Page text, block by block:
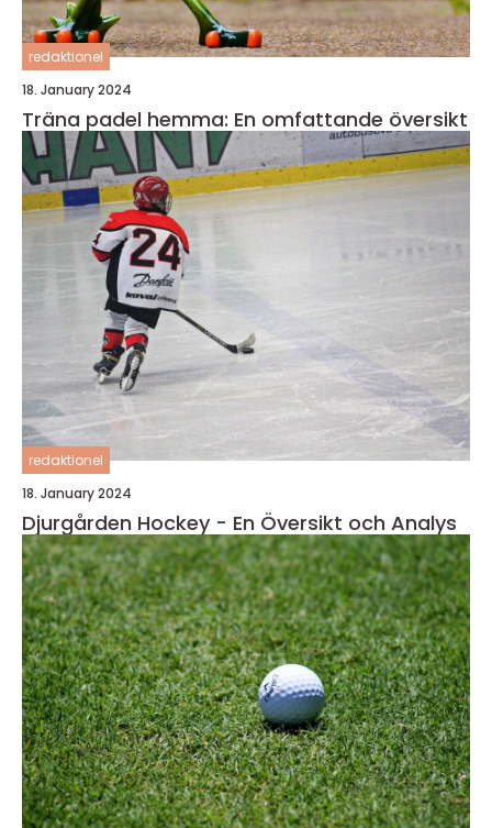
redaktionel
18. January 2024
Träna padel hemma: En omfattande översikt
redaktionel
18. January 2024
Djurgården Hockey - En Översikt och Analys